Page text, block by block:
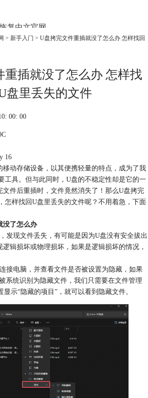
复中文官网
> 新手入门 > U盘拷完文件重插就没了怎么办 怎样找回
重插就没了怎么办 怎样找
盘里丢失的文件
00: 00
16
移动存储设备，以其便携轻量的特点，成为了我
工具。但与此同时，U盘的不稳定性却是它的一
文件后重插时，文件竟然消失了！那么U盘拷完
怎样找回U盘里丢失的文件呢？不用着急，下面
没了怎么办
发现文件丢失，有可能是因为U盘没有安全拔出
辑损坏或物理损坏，如果是逻辑损坏的情况，
接电脑，并查看文件是否被设置为隐藏，如果
系统识别为隐藏文件，我们只需要在文件管理
显示“隐藏的项目”，就可以看到隐藏文件。